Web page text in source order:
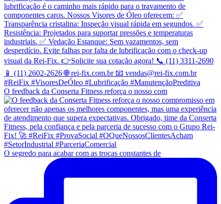
O feedback da Conserta Fitness reforça o nosso com
O segredo para acabar com as trocas constantes de